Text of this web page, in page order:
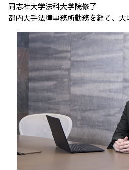
同志社大学法科大学院修了
都内大手法律事務所勤務を経て、